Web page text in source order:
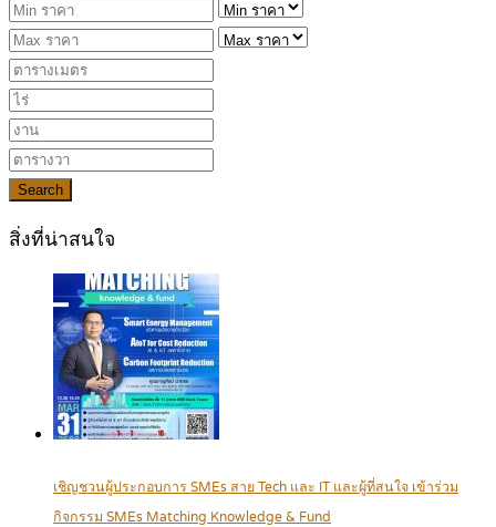
Search
สิ่งที่น่าสนใจ
เชิญชวนผู้ประกอบการ SMEs สาย Tech และ IT และผู้ที่สนใจ เข้าร่วม
กิจกรรม SMEs Matching Knowledge & Fund